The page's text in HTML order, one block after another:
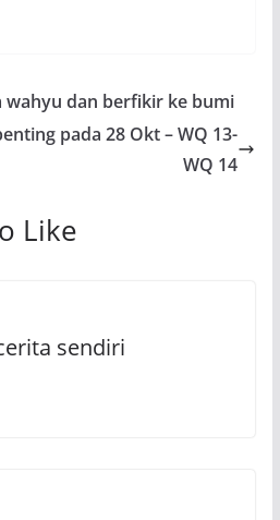
dan berfikir ke bumi
pada 28 Okt – WQ 13-
WQ 14
Like
sendiri